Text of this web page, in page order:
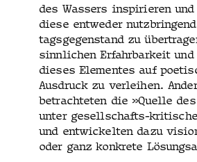
des Wassers inspiri­eren
diese entwed­er
t­ags­ge­gen­stand zu
sinnlichen Erfahrbarkeit und
dieses Ele­mentes auf
Aus­druck zu ver­lei­hen.
betra­chteten die »Quelle
unter gesellschafts-
und entwick­el­ten dazu
oder ganz konkrete